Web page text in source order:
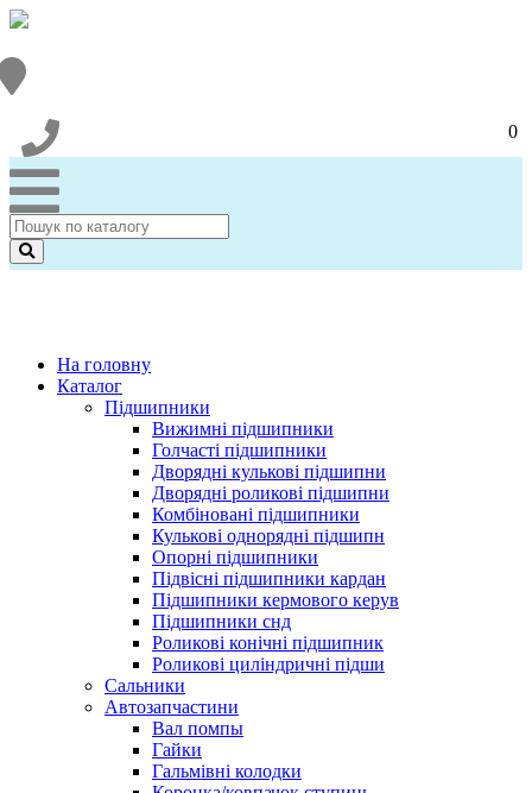
0
На головну
Каталог
Підшипники
Вижимні підшипники
Голчасті підшипники
Дворядні кулькові підшипни
Дворядні роликові підшипни
Комбіновані підшипники
Кулькові однорядні підшипн
Опорні підшипники
Підвісні підшипники кардан
Підшипники кермового керув
Підшипники снд
Роликові конічні підшипник
Роликові циліндричні підши
Сальники
Автозапчастини
Вал помпы
Гайки
Гальмівні колодки